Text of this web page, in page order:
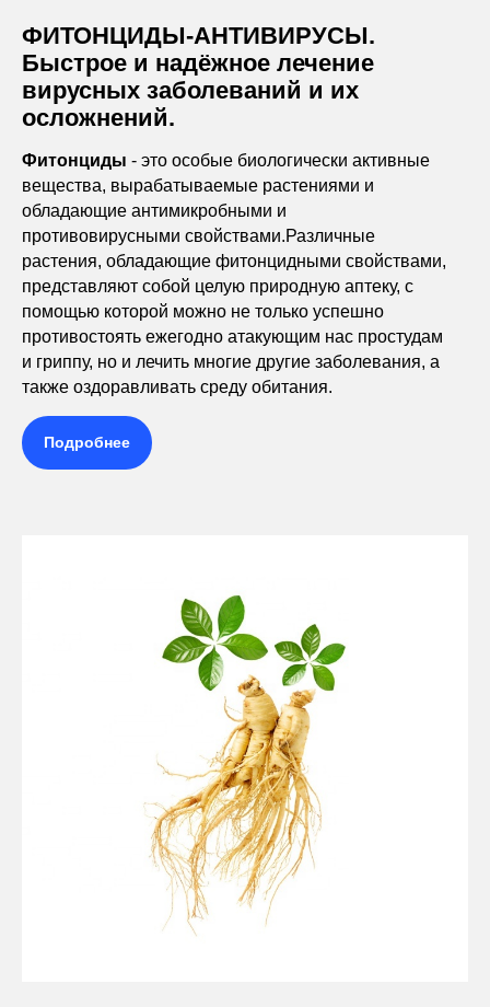
ФИТОНЦИДЫ-АНТИВИРУСЫ.
Быстрое и надёжное лечение
вирусных заболеваний и их
осложнений.
Фитонциды - это особые биологически активные
вещества, вырабатываемые растениями и
обладающие антимикробными и
противовирусными свойствами.Различные
растения, обладающие фитонцидными свойствами,
представляют собой целую природную аптеку, с
помощью которой можно не только успешно
противостоять ежегодно атакующим нас простудам
и гриппу, но и лечить многие другие заболевания, а
также оздоравливать среду обитания.
Подробнее